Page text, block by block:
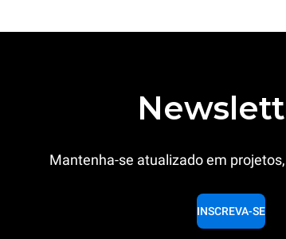
Mantenha-se atualizado em
INSCREVA-SE